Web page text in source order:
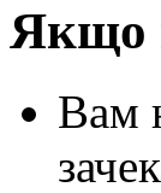
Якщо
Вам